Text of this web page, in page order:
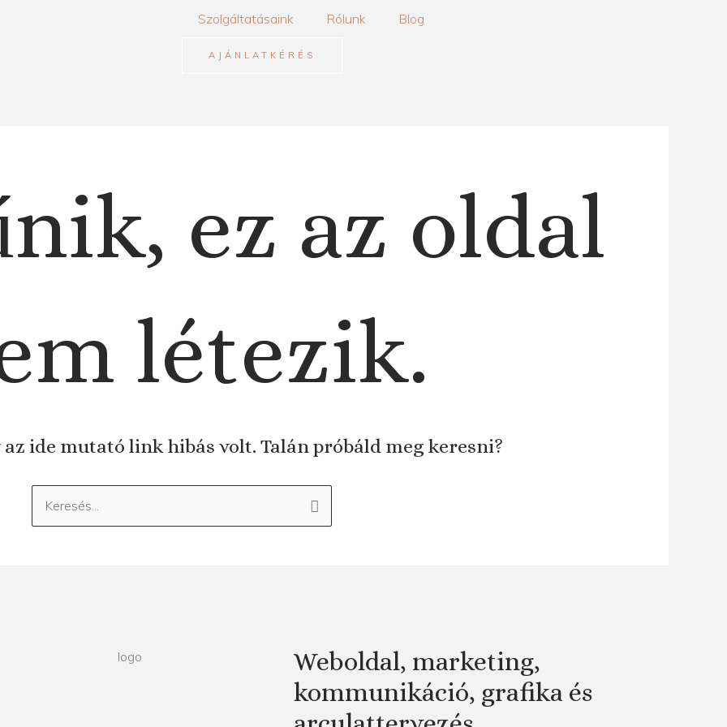
Szolgáltatásaink Rólunk Blog
AJÁNLATKÉRÉS
ez az oldal
létezik.
ide mutató link hibás volt. Talán próbáld meg keresni?
Keresés:
Weboldal, marketing,
kommunikáció, grafika és